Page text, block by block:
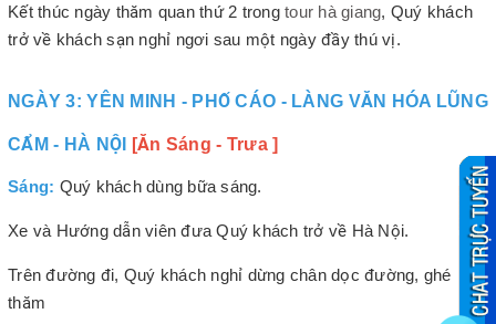
Kết thúc ngày thăm quan thứ 2 trong tour hà giang, Quý khách
trở về khách sạn nghỉ ngơi sau một ngày đầy thú vị.
NGÀY 3: YÊN MINH - PHỐ CÁO - LÀNG VĂN HÓA LŨNG
CẨM - HÀ NỘI [Ăn Sáng - Trưa ]
Sáng: Quý khách dùng bữa sáng.
Xe và Hướng dẫn viên đưa Quý khách trở về Hà Nội.
Trên đường đi, Quý khách nghỉ dừng chân dọc đường, ghé
thăm